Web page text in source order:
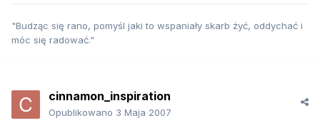
"Budząc się rano, pomyśl jaki to wspaniały skarb żyć, oddychać i
móc się radować."
cinnamon_inspiration
Opublikowano 3 Maja 2007